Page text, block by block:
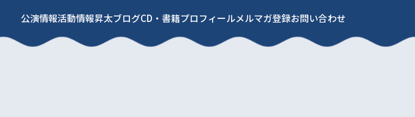
公演情報活動情報昇太ブログCD・書籍プロフィールメルマガ登録お問い合わせ